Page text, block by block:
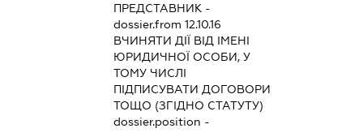
ПРЕДСТАВНИК -
dossier.from 12.10.16
ВЧИНЯТИ ДІЇ ВІД ІМЕНІ
ЮРИДИЧНОЇ ОСОБИ, У
ТОМУ ЧИСЛІ
ПІДПИСУВАТИ ДОГОВОРИ
ТОЩО (ЗГІДНО СТАТУТУ)
dossier.position -